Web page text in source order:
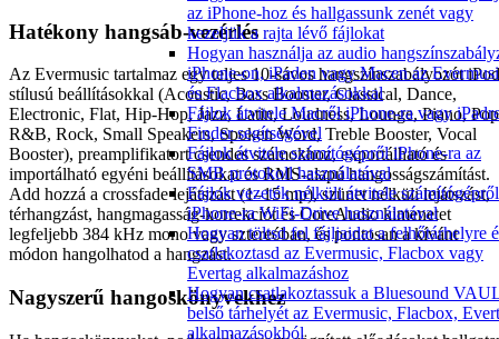
az iPhone-hoz és hallgassunk zenét vagy
kezeljük a rajta lévő fájlokat
Hogyan használja az audio
iPhone-on, iPaden vagy Macen az
és Flacbox alkalmazásokkal
Fájlok átvitele Macről iPhone-ra vagy
Finder segítségével
Fájlok átvitele számítógépről iPhone-ra az
SMB protokoll használatával
Fájlok vezeték nélküli átvitele számítógépről
iPhone-ra WiFi-Drive használatával
Hogyan töltsd fel fájljaidat a felhőtárhelyre
csatlakoztasd az Evermusic, Flacbox vagy
Evertag alkalmazáshoz
Hogyan csatlakoztassuk a Bluesound
belső tárhelyét az Evermusic, Flacbox,
alkalmazásokból
Hatékony hangsáb-vezérlés
Az Evermusic tartalmaz egy teljes 10-sávos hangszínszabályozót
stílusú beállításokkal (Acoustic, Bass Booster, Classical, Dance,
Electronic, Flat, Hip-Hop, Jazz, Latin, Loudness, Lounge, Piano,
R&B, Rock, Small Speakers, Spoken Word, Treble Booster, Vocal
Booster), preamplifikatort csendes számokhoz, exportálható és
importálható egyéni beállításokat és RMS-alapú hangosságszámítást.
Add hozzá a crossfade lejátszást (1–15 mp), szünet nélküli lejátszást,
térhangzást, hangmagasság-korrekciót és CoreAudio kimenetet
legfeljebb 384 kHz mono vagy sztereóban, és pontosan a kívánt
módon hangolhatod a hangzást.
Nagyszerű hangoskönyvekhez